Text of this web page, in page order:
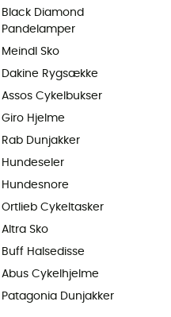
Black Diamond
Pandelamper
Meindl Sko
Dakine Rygsække
Assos Cykelbukser
Giro Hjelme
Rab Dunjakker
Hundeseler
Hundesnore
Ortlieb Cykeltasker
Altra Sko
Buff Halsedisse
Abus Cykelhjelme
Patagonia Dunjakker